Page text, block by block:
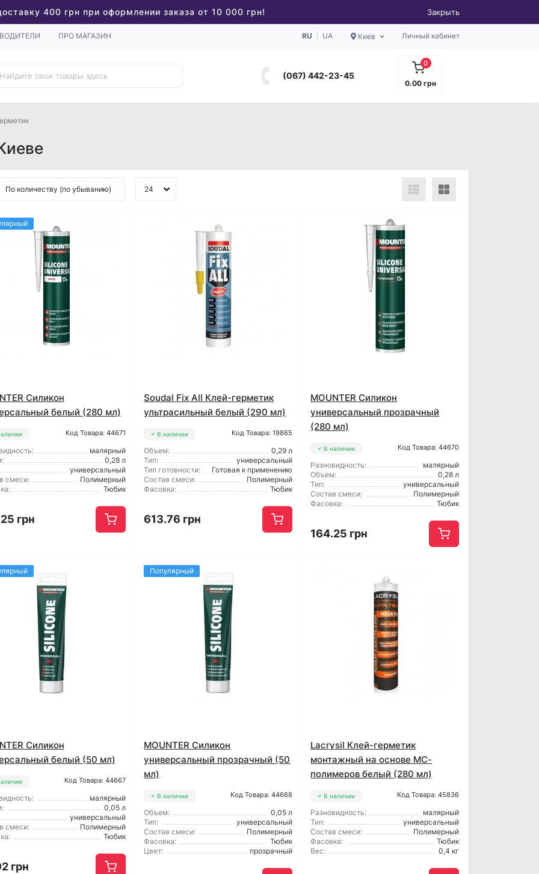
400 грн при оформлении заказа от 10 000 грн! Закрыть
ПРО МАГАЗИН RU UA Киев Личный кабинет
(067) 442-23-45
0
0.00 грн
Силикон
белый (280 мл)
Код Товара: 44671
малярный
0,28 л
универсальный
смеси:
Полимерный
Тюбик
грн
Soudal Fix All Клей-герметик
ультрасильный белый (290 мл)
В наличии Код Товара: 19865
Объем:
0,29 л
Тип:
универсальный
Тип готовности:
Готовая к применению
Состав смеси:
Полимерный
Фасовка:
Тюбик
613.76 грн
MOUNTER Силикон
универсальный прозрачный
(280 мл)
В наличии Код Товара: 44670
Разновидность:
малярный
Объем:
0,28 л
Тип:
универсальный
Состав смеси:
Полимерный
Фасовка:
Тюбик
164.25 грн
Силикон
белый (50 мл)
Код Товара: 44667
малярный
0,05 л
универсальный
смеси:
Полимерный
Тюбик
грн
Популярный
MOUNTER Силикон
универсальный прозрачный (50
мл)
В наличии Код Товара: 44668
Объем:
0,05 л
Тип:
универсальный
Состав смеси:
Полимерный
Фасовка:
Тюбик
Цвет:
прозрачный
Lacrysil Клей-герметик
монтажный на основе МС-
полимеров белый (280 мл)
В наличии Код Товара: 45836
Разновидность:
малярный
Тип:
универсальный
Состав смеси:
Полимерный
Фасовка:
Тюбик
Вес:
0,4 кг